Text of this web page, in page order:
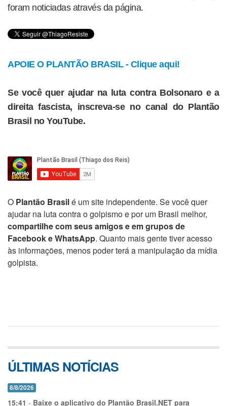
foram noticiadas através da página.
APOIE O PLANTÃO BRASIL - Clique aqui!
Se você quer ajudar na luta contra Bolsonaro e a
direita fascista, inscreva-se no canal do Plantão
Brasil no YouTube.
O Plantão Brasilé um site independente. Se você quer
ajudar na luta contra o golpismo e por um Brasil melhor,
compartilhe com seus amigos e em grupos de
Facebook e WhatsApp. Quanto mais gente tiver acesso
às informações, menos poder terá a manipulação da mídia
golpista.
ÚLTIMAS NOTÍCIAS
8/8/2026
15:41 - Baixe o aplicativo do Plantão Brasil.NET para